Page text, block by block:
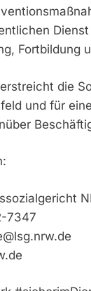
Fortbildung
die
und für
7347